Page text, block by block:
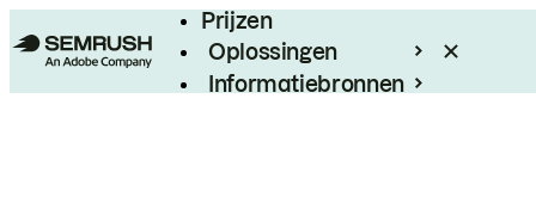
Prijzen
Oplossingen
Informatiebronnen